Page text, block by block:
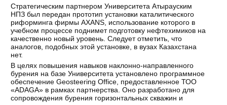
Стратегическим партнером Университета Атырауским
НПЗ был передан прототип установки каталитического
риформинга фирмы AXANS, использование которого в
учебном процессе поднимет подготовку нефтехимиков на
качественно новый уровень. Следует отметить, что
аналогов, подобных этой установке, в вузах Казахстана
нет.
В целях повышения навыков наклонно-направленного
бурения на базе Университета установлено программное
обеспечение Geosteering Office, предоставленное ТОО
«ADAGA» в рамках партнерства. Оно разработано для
сопровождения бурения горизонтальных скважин и